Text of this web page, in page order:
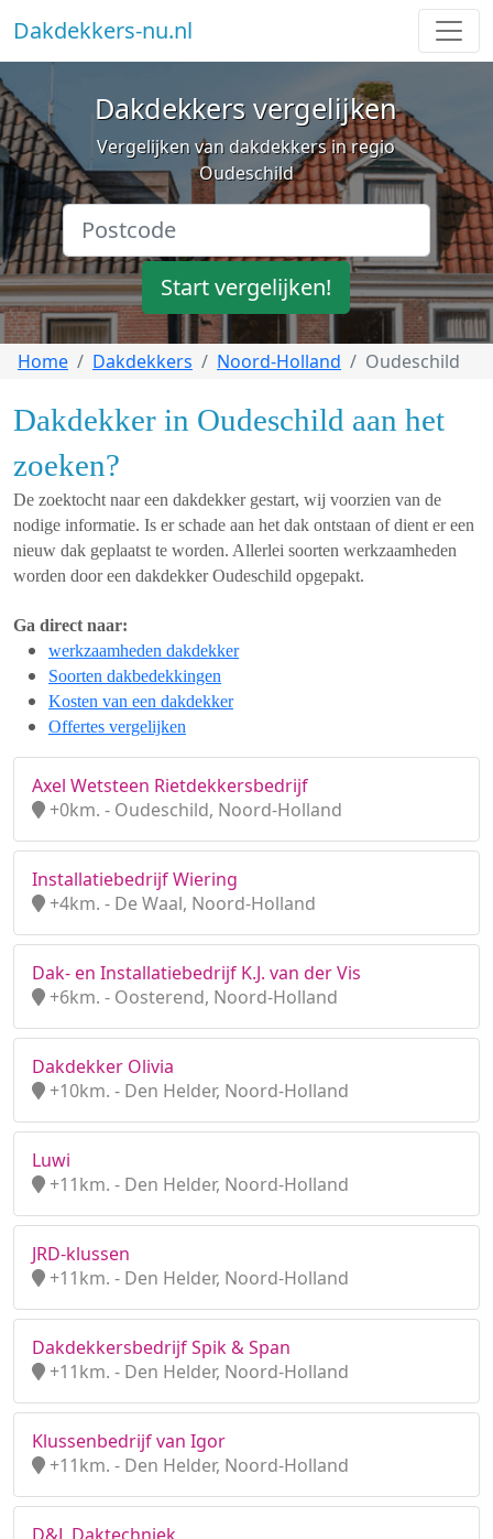
Dakdekkers-nu.nl
Dakdekkers vergelijken
Vergelijken van dakdekkers in regio
Oudeschild
Start vergelijken!
Home Dakdekkers Noord-Holland Oudeschild
Dakdekker in Oudeschild aan het
zoeken?
De zoektocht naar een dakdekker gestart, wij voorzien van de
nodige informatie. Is er schade aan het dak ontstaan of dient er een
nieuw dak geplaatst te worden. Allerlei soorten werkzaamheden
worden door een dakdekker Oudeschild opgepakt.
Ga direct naar:
werkzaamheden dakdekker
Soorten dakbedekkingen
Kosten van een dakdekker
Offertes vergelijken
Axel Wetsteen Rietdekkersbedrijf
+0km. - Oudeschild, Noord-Holland
Installatiebedrijf Wiering
+4km. - De Waal, Noord-Holland
Dak- en Installatiebedrijf K.J. van der Vis
+6km. - Oosterend, Noord-Holland
Dakdekker Olivia
+10km. - Den Helder, Noord-Holland
Luwi
+11km. - Den Helder, Noord-Holland
JRD-klussen
+11km. - Den Helder, Noord-Holland
Dakdekkersbedrijf Spik & Span
+11km. - Den Helder, Noord-Holland
Klussenbedrijf van Igor
+11km. - Den Helder, Noord-Holland